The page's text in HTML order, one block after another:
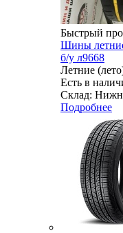
Быстрый
Шины
б/у л9668
Летние
Есть в
Склад:
Подробнее